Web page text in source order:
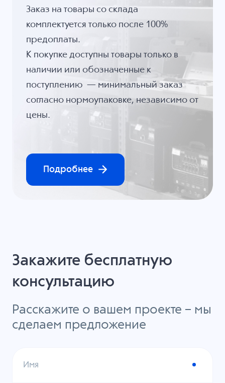
Заказ на товары со склада
комплектуется только после 100%
предоплаты.
К покупке доступны товары только в
наличии или обозначенные к
поступлению — минимальный заказ
согласно нормоупаковке, независимо от
цены.
Подробнее
Закажите бесплатную
консультацию
Расскажите о вашем проекте – мы
сделаем предложение
Имя